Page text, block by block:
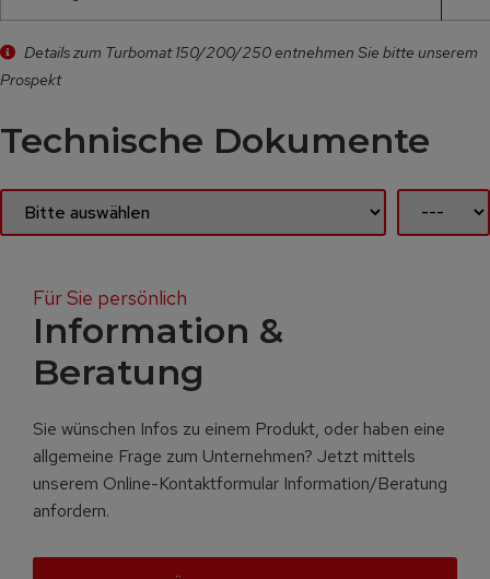
Details zum Turbomat 150/200/250 entnehmen Sie bitte unserem
Prospekt
Technische Dokumente
Für Sie persönlich
Information &
Beratung
Sie wünschen Infos zu einem Produkt, oder haben eine
allgemeine Frage zum Unternehmen? Jetzt mittels
unserem Online-Kontaktformular Information/Beratung
anfordern.